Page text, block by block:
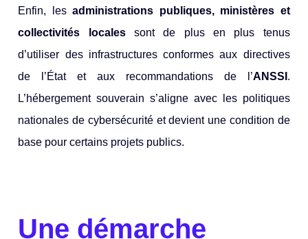
Enfin, lesadministrations publiques, ministères et
collectivités localessont de plus en plus tenus
d’utiliser des infrastructures conformes aux directives
de l’État et aux recommandations de l’ANSSI .
L’hébergement souverain s’aligne avec les politiques
nationales de cybersécurité et devient une condition de
base pour certains projets publics.
Une démarche